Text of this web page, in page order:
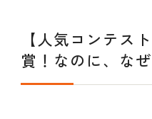
ブランディングのご
【人気コンテス
賞！なのに、なぜ